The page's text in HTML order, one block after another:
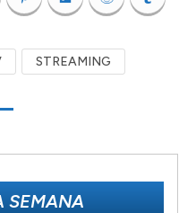
STREAMING
SEMANA